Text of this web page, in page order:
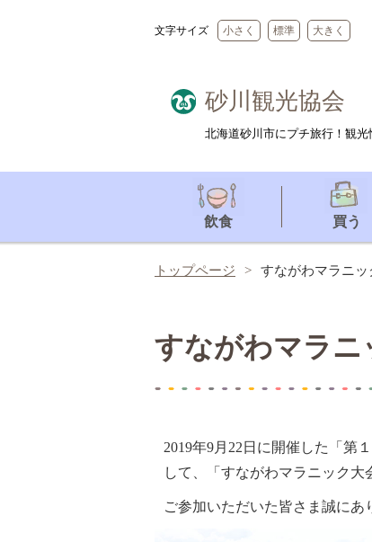
文字サイズ 小さく 標準 大きく
砂川観光協会
北海道砂川市にプチ旅行！観光
飲食 買う
トップページ すながわマラニ
すながわマラニ
2019年9月22日に開催した「第
して、「すながわマラニック大
ご参加いただいた皆さま誠にあ